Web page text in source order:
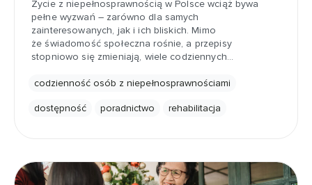
Życie z niepełnosprawnością w Polsce wciąż bywa
pełne wyzwań – zarówno dla samych
zainteresowanych, jak i ich bliskich. Mimo
że świadomość społeczna rośnie, a przepisy
stopniowo się zmieniają, wiele codziennych…
codzienność osób z niepełnosprawnościami
dostępność poradnictwo rehabilitacja